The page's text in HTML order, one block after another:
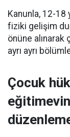
Kanunla, 12-
fiziki gelişim
önüne alınarak
ayrı ayrı
Çocuk